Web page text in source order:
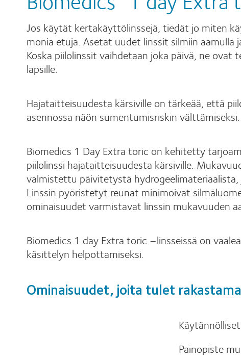
Jos käytät kertakäyttölinssejä, tiedät jo miten
monia etuja. Asetat uudet linssit silmiin aamulla
Koska piilolinssit vaihdetaan joka päivä, ne
lapsille.
Hajataitteisuudesta kärsiville on tärkeää, että
asennossa näön sumentumisriskin välttämiseksi.
Biomedics 1 Day Extra toric on kehitetty
piilolinssi hajataitteisuudesta kärsiville.
valmistettu päivitetystä
Linssin pyöristetyt reunat minimoivat
ominaisuudet varmistavat linssin mukavuuden
Biomedics 1 day Extra toric –linsseissä on
käsittelyn helpottamiseksi.
Ominaisuudet, joita tulet
Painopiste